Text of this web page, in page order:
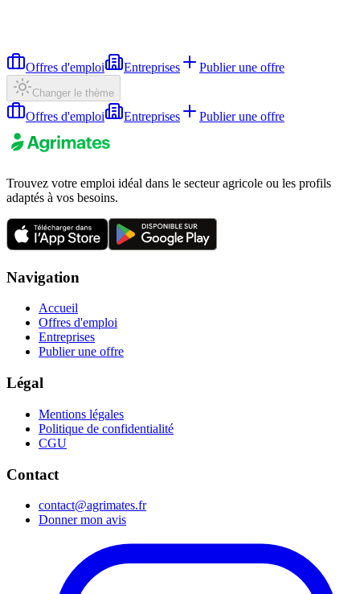
Offres d'emploi Entreprises Publier une offre
Changer le thème
Offres d'emploi Entreprises Publier une offre
Trouvez votre emploi idéal dans le secteur agricole ou les profils
adaptés à vos besoins.
Navigation
Accueil
Offres d'emploi
Entreprises
Publier une offre
Légal
Mentions légales
Politique de confidentialité
CGU
Contact
contact@agrimates.fr
Donner mon avis